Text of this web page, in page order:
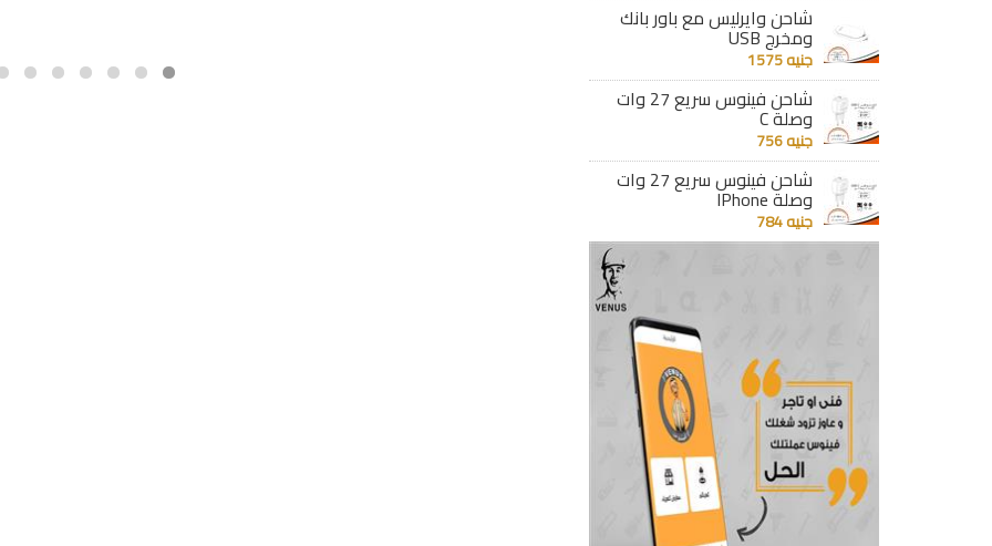
شاحن وايرليس مع باور بانك
ومخرج USB
جنيه 1575
شاحن فينوس سريع 27 وات
وصلة C
جنيه 756
شاحن فينوس سريع 27 وات
وصلة IPhone
جنيه 784